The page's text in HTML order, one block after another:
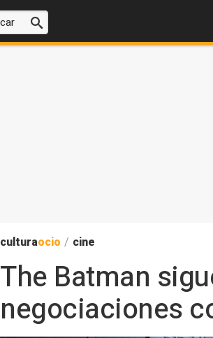
culturaocio / cine
The Batman
negociaciones